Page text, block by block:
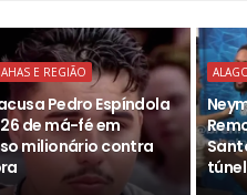
E REGIÃO
Pedro Espíndola
26 de má-fé em
milionário contra